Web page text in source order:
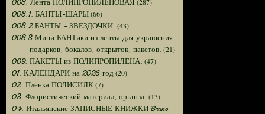
008. Лента ПОЛИПРОПИЛЕНОВАЯ
008.1. БАНТЫ-ШАРЫ(66)
008.2 БАНТЫ - ЗВЁЗДОЧКИ. (43)
008.3 Мини БАНТики из ленты для украшения
подарков, бокалов, открыток, пакетов. (21)
009. ПАКЕТЫ из ПОЛИПРОПИЛЕНА:(47)
01. КАЛЕНДАРИ на 2026 год (20)
02. Плёнка ПОЛИСИЛК(7)
03. Флористический материал, органза. (13)
04. Итальянские ЗАПИСНЫЕ КНИЖКИ Bruno